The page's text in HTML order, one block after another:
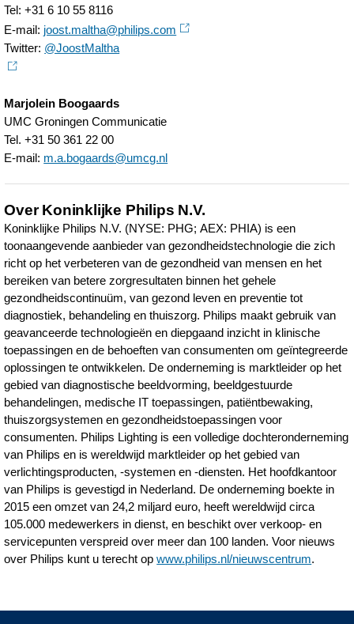
Tel: +31 6 10 55 8116
E-mail: joost.maltha@philips.com
Twitter: @JoostMaltha
Marjolein Boogaards
UMC Groningen Communicatie
Tel. +31 50 361 22 00
E-mail: m.a.bogaards@umcg.nl
Over Koninklijke Philips N.V.
Koninklijke Philips N.V. (NYSE: PHG; AEX: PHIA) is een
toonaangevende aanbieder van gezondheidstechnologie die zich
richt op het verbeteren van de gezondheid van mensen en het
bereiken van betere zorgresultaten binnen het gehele
gezondheidscontinuüm, van gezond leven en preventie tot
diagnostiek, behandeling en thuiszorg. Philips maakt gebruik van
geavanceerde technologieën en diepgaand inzicht in klinische
toepassingen en de behoeften van consumenten om geïntegreerde
oplossingen te ontwikkelen. De onderneming is marktleider op het
gebied van diagnostische beeldvorming, beeldgestuurde
behandelingen, medische IT toepassingen, patiëntbewaking,
thuiszorgsystemen en gezondheidstoepassingen voor
consumenten. Philips Lighting is een volledige dochteronderneming
van Philips en is wereldwijd marktleider op het gebied van
verlichtingsproducten, -systemen en -diensten. Het hoofdkantoor
van Philips is gevestigd in Nederland. De onderneming boekte in
2015 een omzet van 24,2 miljard euro, heeft wereldwijd circa
105.000 medewerkers in dienst, en beschikt over verkoop- en
servicepunten verspreid over meer dan 100 landen. Voor nieuws
over Philips kunt u terecht opwww.philips.nl/nieuwscentrum.